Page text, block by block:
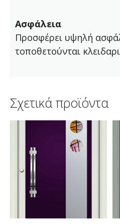
Ασφάλεια
Προσφέρει υψηλή
τοποθετούνται
Σχετικά προϊόντα